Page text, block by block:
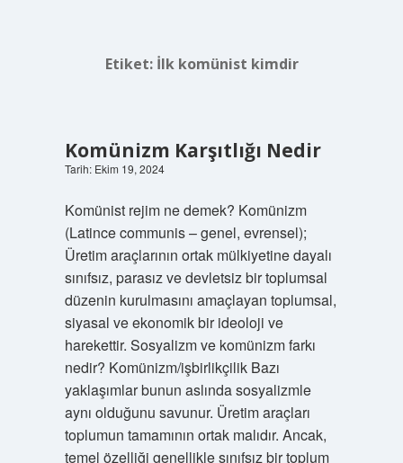
Etiket: İlk komünist kimdir
Komünizm Karşıtlığı Nedir
Tarih: Ekim 19, 2024
Komünist rejim ne demek? Komünizm
(Latince communis – genel, evrensel);
Üretim araçlarının ortak mülkiyetine dayalı
sınıfsız, parasız ve devletsiz bir toplumsal
düzenin kurulmasını amaçlayan toplumsal,
siyasal ve ekonomik bir ideoloji ve
harekettir. Sosyalizm ve komünizm farkı
nedir? Komünizm/işbirlikçilik Bazı
yaklaşımlar bunun aslında sosyalizmle
aynı olduğunu savunur. Üretim araçları
toplumun tamamının ortak malıdır. Ancak,
temel özelliği genellikle sınıfsız bir toplum